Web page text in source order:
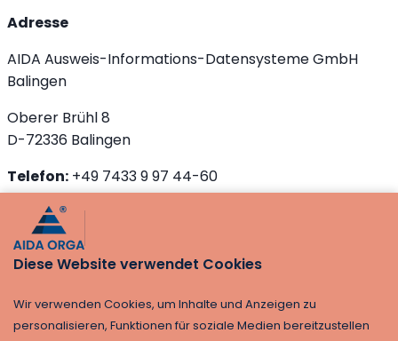
Adresse
AIDA Ausweis-Informations-Datensysteme GmbH
Balingen
Oberer Brühl 8
D-72336 Balingen
Telefon: +49 7433 9 97 44-60
E-Mail:info@aida-bl.de
Die auf dieser Seite dargestellten Leistungen werden
eigenverantwortlich von der AIDA Ausweis-
Vertragspartner bei Beauftragung ist ausschließlich
Diese Website verwendet Cookies
Wir verwenden Cookies, um Inhalte und Anzeigen zu
personalisieren, Funktionen für soziale Medien bereitzustellen